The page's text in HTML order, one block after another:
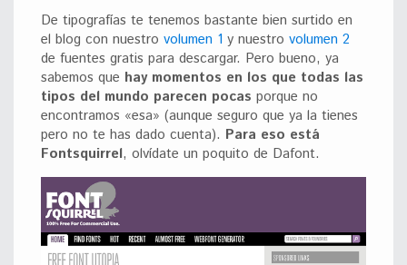
De tipografías te tenemos bastante bien surtido en
el blog con nuestro volumen 1 y nuestro volumen 2
de fuentes gratis para descargar. Pero bueno, ya
sabemos que hay momentos en los que todas las
tipos del mundo parecen pocas porque no
encontramos «esa» (aunque seguro que ya la tienes
pero no te has dado cuenta). Para eso está
Fontsquirrel, olvídate un poquito de Dafont.